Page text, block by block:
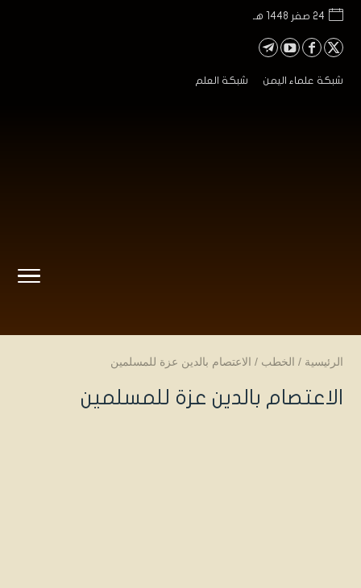
24 صفر 1448 هـ
شبكة علماء اليمن شبكة العلم
الرئيسية / الخطب / الاعتصام بالدين عزة للمسلمين
الاعتصام بالدين عزة للمسلمين